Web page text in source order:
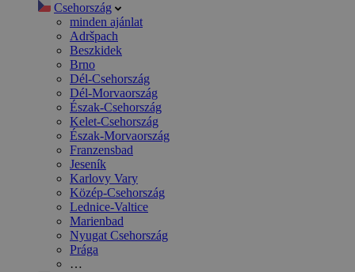
Csehország
minden ajánlat
Adršpach
Beszkidek
Brno
Dél-Csehország
Dél-Morvaország
Észak-Csehország
Kelet-Csehország
Észak-Morvaország
Franzensbad
Jeseník
Karlovy Vary
Közép-Csehország
Lednice-Valtice
Marienbad
Nyugat Csehország
Prága
…